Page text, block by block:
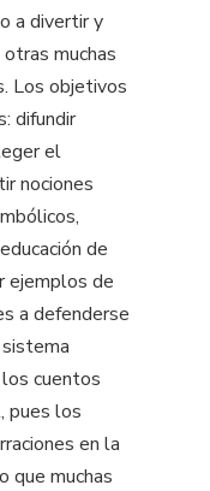
a divertir y
muchas
Los objetivos
difundir
el
nociones
de
ejemplos de
a defenderse
cuentos
pues los
en la
que muchas